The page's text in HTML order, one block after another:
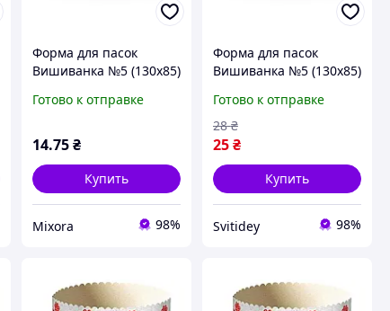
Форма для пасок
Вишиванка №5 (130х85)
Готово к отправке
14.75 ₴
Купить
Mixora 98%
Форма для пасок
Вишиванка №5 (130х85)
Готово к отправке
25₴
28 ₴
Купить
Svitidey 98%